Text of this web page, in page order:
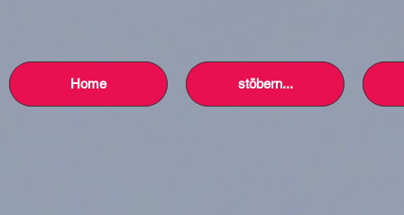
Home stöbern...